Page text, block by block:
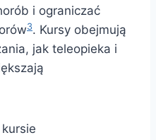
i ograniczać
3. Kursy obejmują
jak teleopieka i